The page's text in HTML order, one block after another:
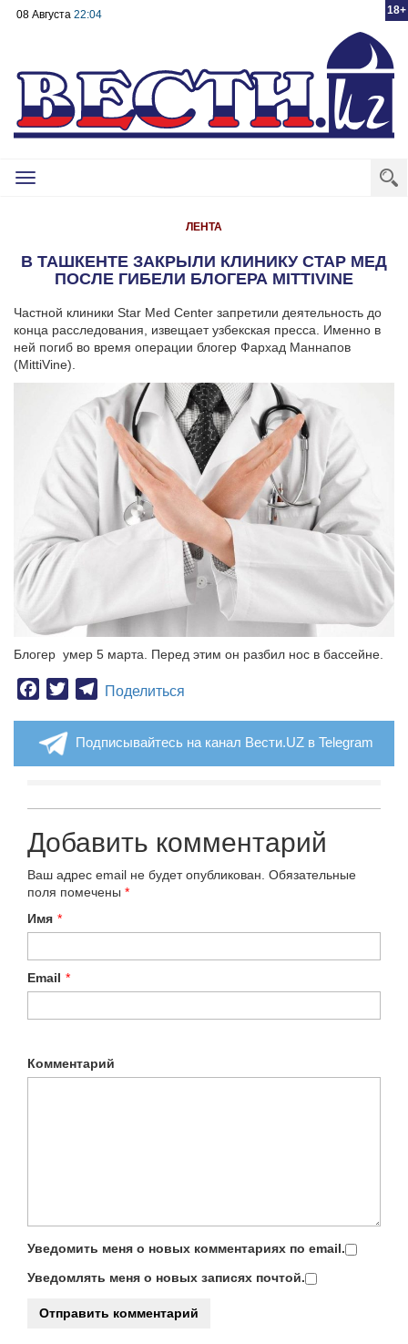
18+
08 Августа 22:04
Toggle
ЛЕНТА
В ТАШКЕНТЕ ЗАКРЫЛИ КЛИНИКУ СТАР МЕД
ПОСЛЕ ГИБЕЛИ БЛОГЕРА MITTIVINE
Частной клиники Star Med Center запретили деятельность до
конца расследования, извещает узбекская пресса. Именно в
ней погиб во время операции блогер Фархад Маннапов
(MittiVine).
Блогер умер 5 марта. Перед этим он разбил нос в бассейне.
Facebook
TwitterTelegram
Поделиться
Подписывайтесь на канал Вести.UZ в Telegram
Добавить комментарий
Ваш адрес email не будет опубликован. Обязательные
поля помечены *
Имя *
Email *
Комментарий
Уведомить меня о новых комментариях по email.
Уведомлять меня о новых записях почтой.